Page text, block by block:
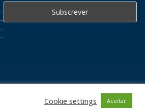
Cookie settings Aceitar